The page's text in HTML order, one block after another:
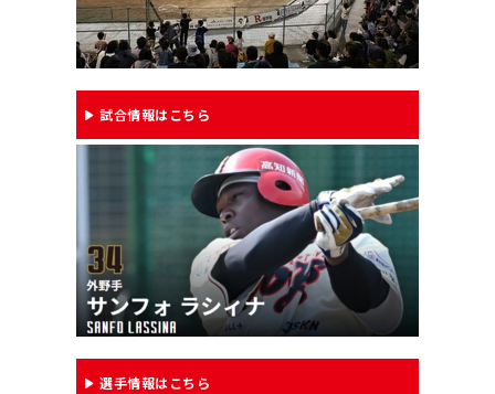
試合情報はこちら
選手情報はこちら